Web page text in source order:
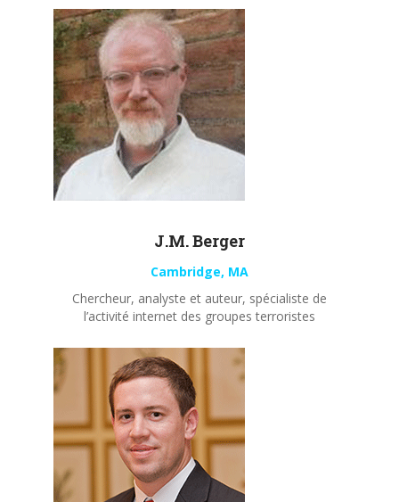
J.M. Berger
Cambridge, MA
Chercheur, analyste et auteur, spécialiste de
l’activité internet des groupes terroristes